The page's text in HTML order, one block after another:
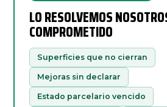
LO RESOLVEMOS
COMPROMETIDO
Superficies que no cierran
Mejoras sin declarar
Estado parcelario vencido